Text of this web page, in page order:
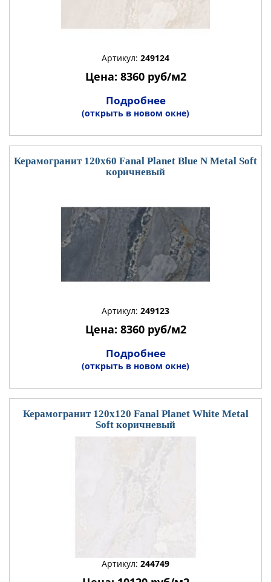
Артикул: 249124
Цена: 8360 руб/м2
Подробнее
(открыть в новом окне)
Керамогранит 120x60 Fanal Planet Blue N Metal Soft
коричневый
Артикул: 249123
Цена: 8360 руб/м2
Подробнее
(открыть в новом окне)
Керамогранит 120x120 Fanal Planet White Metal
Soft коричневый
Артикул: 244749